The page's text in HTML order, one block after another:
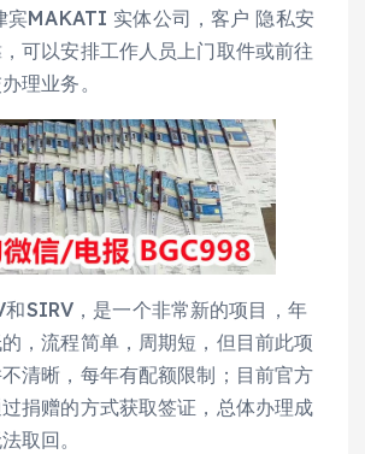
宾MAKATI 实体公司，客户 隐私安
可以安排工作人员上门取件或前往
理业务。
和SIRV，是一个非常新的项目，年
，流程简单，周期短，但目前此项
清晰，每年有配额限制；目前官方
捐赠的方式获取签证，总体办理成
取回。